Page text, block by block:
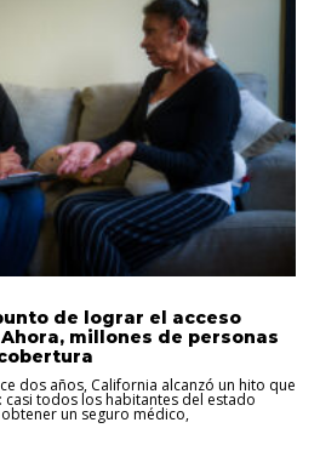
de lograr el acceso
millones de personas
dos años, California alcanzó un hito que
todos los habitantes del estado
un seguro médico,